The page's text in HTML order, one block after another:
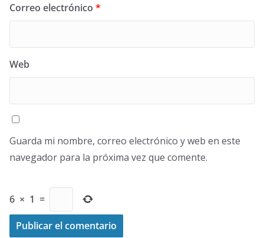
Correo electrónico *
Web
Guarda mi nombre, correo electrónico y web en este
navegador para la próxima vez que comente.
6 × 1 =